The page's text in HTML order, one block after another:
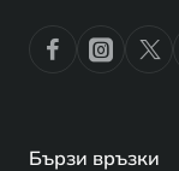
Бързи връзки